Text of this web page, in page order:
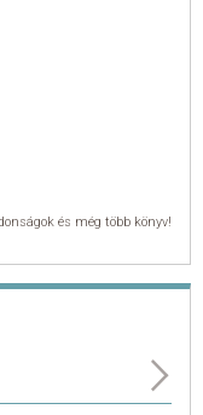
és még több könyv!